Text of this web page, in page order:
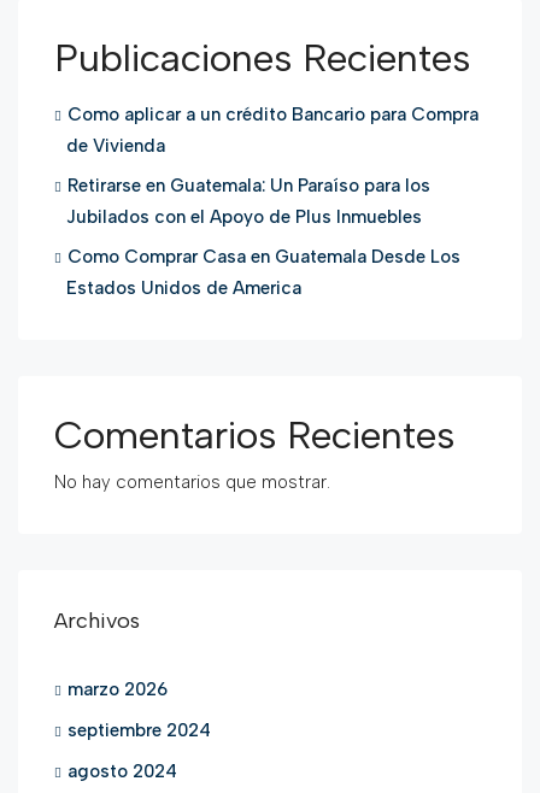
Publicaciones Recientes
Como aplicar a un crédito Bancario para Compra
de Vivienda
Retirarse en Guatemala: Un Paraíso para los
Jubilados con el Apoyo de Plus Inmuebles
Como Comprar Casa en Guatemala Desde Los
Estados Unidos de America
Comentarios Recientes
No hay comentarios que mostrar.
Archivos
marzo 2026
septiembre 2024
agosto 2024